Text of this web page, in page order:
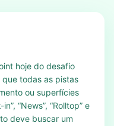
hoje do desafio
todas as pistas
ou superfícies
“News”, “Rolltop” e
deve buscar um